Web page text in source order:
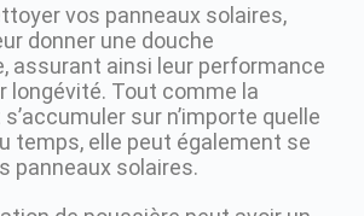
vos panneaux solaires,
donner une douche
assurant ainsi leur performance
longévité. Tout comme la
sur n’importe quelle
temps, elle peut également se
panneaux solaires.